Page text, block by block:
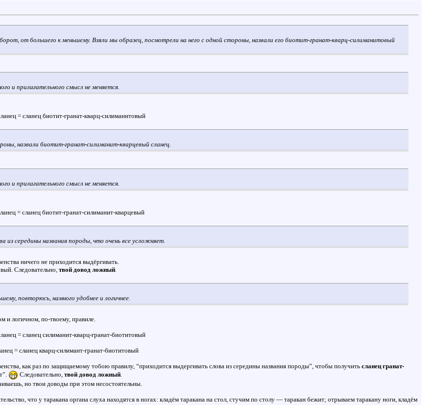
от большего к меньшему. Взяли мы образец, посмотрели на него с одной стороны, назвали его биотит-гранат-кварц-силиманитовый
и прилагательного смысл не меняется.
= сланец биотит-гранат-кварц-силиманитовый
назвали биотит-гранат-силиманит-кварцевый сланец.
и прилагательного смысл не меняется.
= сланец биотит-гранат-силиманит-кварцевый
из середины названия породы, что очень все усложняет.
ничего не приходится выдёргивать.
Следовательно, твой довод ложный.
повторюсь, намного удобнее и логичнее.
и логичном, по-твоему, правиле.
= сланец силиманит-кварц-гранат-биотитовый
= сланец кварц-силимант-гранат-биотитовый
как раз по защищаемому тобою правилу, “приходится выдергивать слова из середины названия породы”, чтобы получить сланец гранат-
Следовательно, твой довод ложный.
но твои доводы при этом несостоятельны.
что у таракана органа слуха находятся в ногах: кладём таракана на стол, стучим по столу — таракан бежит; отрываем таракану ноги, кладём